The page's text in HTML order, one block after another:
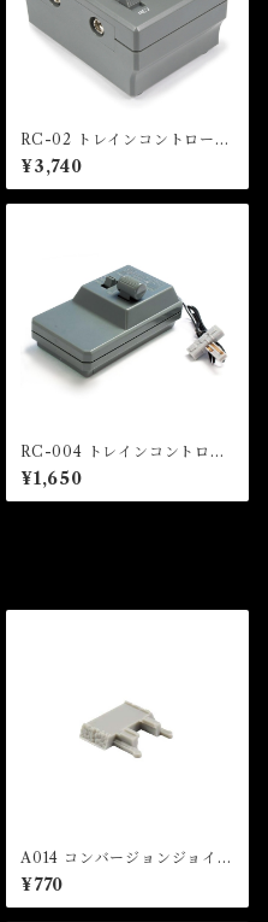
RC-02 トレインコントローラ
ーRC-02（TRAIN CONTR
OLLER RC-02）
¥3,740
RC-004 トレインコントロー
ラーRC-004（TRAIN CON
TROLLER RC-004）
¥1,650
A014 コンバージョンジョイナ
ー(2個入) (Conversion Join
er x 2 pcs)
¥770